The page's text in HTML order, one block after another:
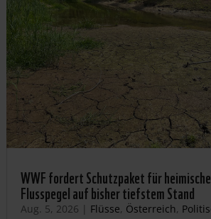
WWF fordert Schutzpaket für
Flusspegel auf bisher tiefstem Stand
Aug. 5, 2026 | Flüsse, Österreich,